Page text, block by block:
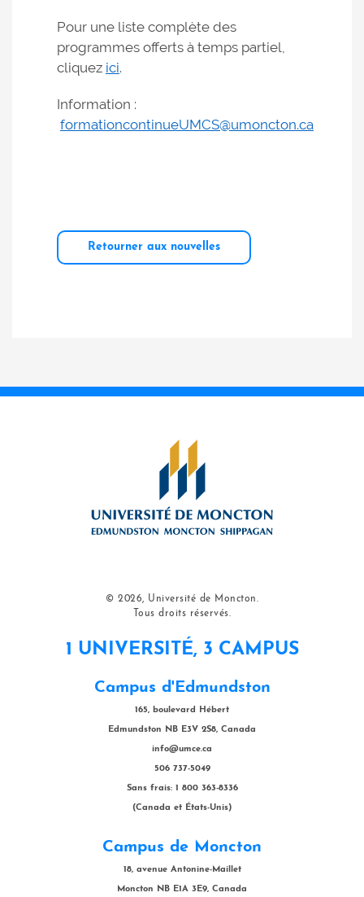
Pour une liste complète des
programmes offerts à temps partiel,
cliquez ici.
Information :
formationcontinueUMCS@umoncton.ca
Retourner aux nouvelles
© 2026, Université de Moncton.
Tous droits réservés.
1 UNIVERSITÉ, 3 CAMPUS
Campus d'Edmundston
165, boulevard Hébert
Edmundston NB E3V 2S8, Canada
info@umce.ca
506 737-5049
Sans frais: 1 800 363-8336
(Canada et États-Unis)
Campus de Moncton
18, avenue Antonine-Maillet
Moncton NB E1A 3E9, Canada